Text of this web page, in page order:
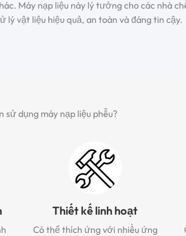
Máy nạp liệu này lý tưởng cho các nhà
lý vật liệu hiệu quả, an toàn và đáng tin cậy.
sử dụng máy nạp liệu phễu?
Thiết kế linh hoạt
Có thể thích ứng với nhiều ứng